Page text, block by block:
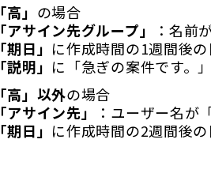
「高」 の場合
「アサイン先グループ」
：名前
「期日」 に作成時間の1週間後の
「説明」 に「急ぎの案件です。
「高」以外の場合
「アサイン先」
：ユーザー名が
「期日」 に作成時間の2週間後の